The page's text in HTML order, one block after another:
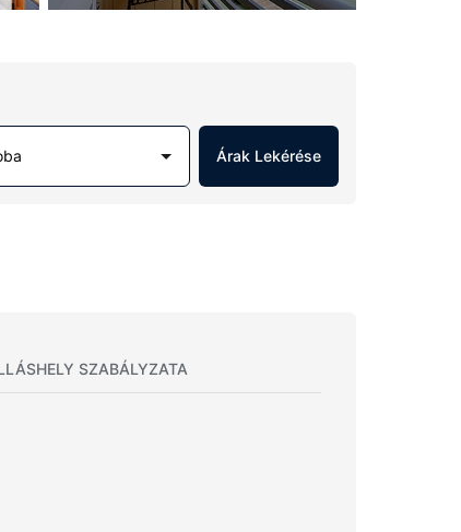
Árak Lekérése
SZABÁLYZATA